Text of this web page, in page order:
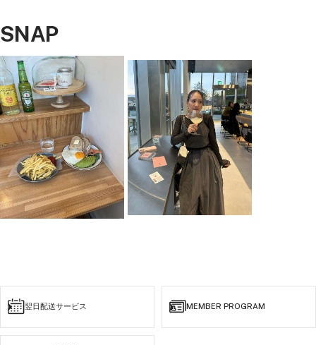
ワイドパンツはお手持ちのトップスとスニーカーと合わせてカジュアルダウンする
のもおすすめ☺︎
dress
50214 stripe layered tulle jacket
4.50206 pinstripe bustier wide
pants dress
asa 154cm（straight） mii
162cm（natural）
andresd_official
#骨格ストレート #骨格ナチュラル
#成人式ドレス #同窓会コーデ #同
窓会 #同窓会ドレス#オケージョン
#オケージョンドレス #記念日ディ
ナー #ホテルディナー #お呼ばれ #
SNAP
翌日配送サービス MEMBER PROGRAM